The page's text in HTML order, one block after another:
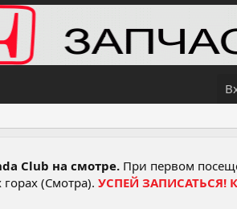
Club на смотре. При первом
(Смотра). УСПЕЙ ЗАПИСАТЬСЯ!